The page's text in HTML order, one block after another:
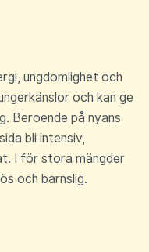
ungdomlighet och
och kan ge
Beroende på nyans
bli intensiv,
I för stora mängder
och barnslig.